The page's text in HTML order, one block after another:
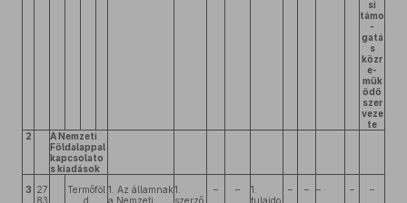
si
támo
-
gatá
s
közr
e-
műk
ödő
szer
veze
te
2
A Nemzeti
Földalappal
kapcsolato
s kiadások
3 27
83
Termőföl
d
1. Az államnak
a Nemzeti
1.
szerző
– –
1.
tulajdo
– – – – –